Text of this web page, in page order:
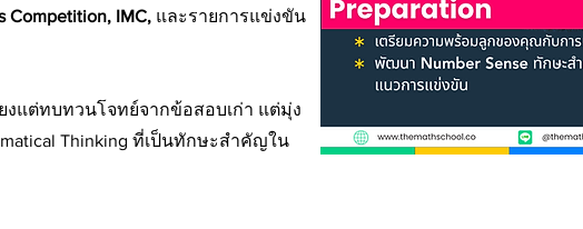
Competition, IMC, และรายการแข่งขัน
ยงแต่ทบทวนโจทย์จากข้อสอบเก่า แต่มุ่ง
Thinking ที่เป็นทักษะสำคัญใน